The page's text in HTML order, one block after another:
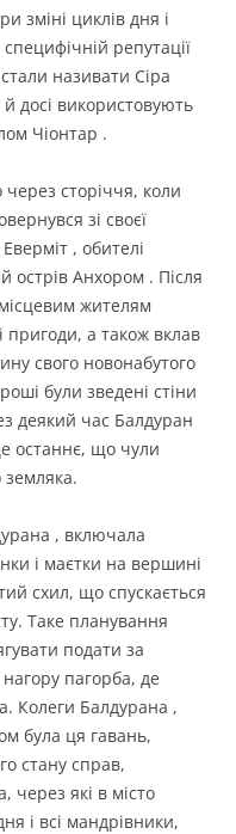
зміні циклів дня і
репутації
називати Сіра
досі використовують
Чіонтар .
сторіччя, коли
зі своєї
, обителі
острів Анхором . Після
жителям
пригоди, а також вклав
свого новонабутого
були зведені стіни
деякий час Балдуран
останнє, що чули
, включала
і маєтки на вершині
схил, що спускається
Таке планування
подати за
пагорба, де
Колеги Балдурана ,
була ця гавань,
стану справ,
які в місто
і всі мандрівники,